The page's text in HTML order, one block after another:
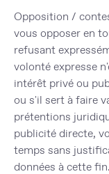
Opposition /
vous opposer en
refusant
volonté expresse
intérêt privé ou
ou s'il sert à faire
prétentions
publicité directe,
temps sans
données à cette fin.